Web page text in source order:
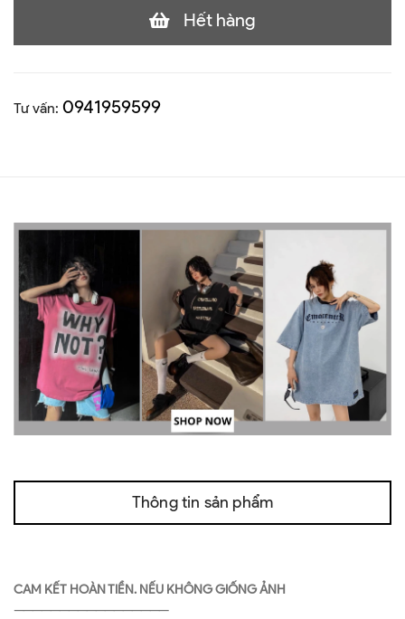
Hết hàng
Tư vấn: 0941959599
Thông tin sản phẩm
CAM KẾT HOÀN TIỀN. NẾU KHÔNG GIỐNG ẢNH
—————————————————